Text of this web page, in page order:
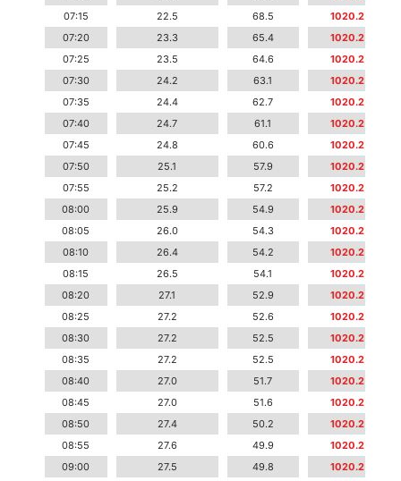
07:15
22.5 68.5
1020.2
07:20
23.3 65.4
1020.2
07:25
23.5 64.6
1020.2
07:30
24.2 63.1
1020.2
07:35
24.4 62.7
1020.2
07:40
24.7 61.1
1020.2
07:45
24.8 60.6
1020.2
07:50
25.1 57.9
1020.2
07:55
25.2 57.2
1020.2
08:00
25.9 54.9
1020.2
08:05
26.0 54.3
1020.2
08:10
26.4 54.2
1020.2
08:15
26.5 54.1
1020.2
08:20
27.1 52.9
1020.2
08:25
27.2 52.6
1020.2
08:30
27.2 52.5
1020.2
08:35
27.2 52.5
1020.2
08:40
27.0 51.7
1020.2
08:45
27.0 51.6
1020.2
08:50
27.4 50.2
1020.2
08:55
27.6 49.9
1020.2
09:00
27.5 49.8 1020.2